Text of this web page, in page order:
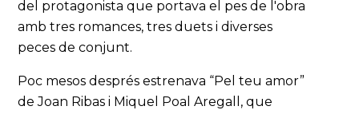
del protagonista que portava el pes de l'obra
amb tres romances, tres duets i diverses
peces de conjunt.
Poc mesos després estrenava “Pel teu amor”
de Joan Ribas i Miquel Poal Aregall, que